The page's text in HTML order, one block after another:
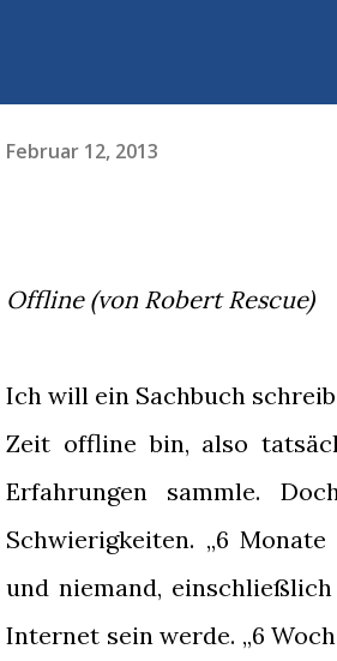
Februar 12, 2013
Offline (von Robert Rescue)
Ich will ein Sachbuch
Zeit offline bin, also
Erfahrungen sammle.
Schwierigkeiten. „6
und niemand,
Internet sein werde. „6